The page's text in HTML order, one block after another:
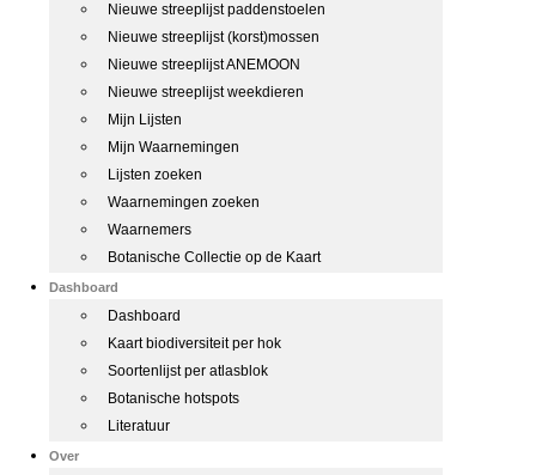
Nieuwe streeplijst paddenstoelen
Nieuwe streeplijst (korst)mossen
Nieuwe streeplijst ANEMOON
Nieuwe streeplijst weekdieren
Mijn Lijsten
Mijn Waarnemingen
Lijsten zoeken
Waarnemingen zoeken
Waarnemers
Botanische Collectie op de Kaart
Dashboard
Dashboard
Kaart biodiversiteit per hok
Soortenlijst per atlasblok
Botanische hotspots
Literatuur
Over